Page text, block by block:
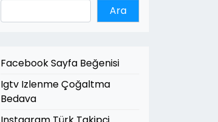
Ara
Facebook Sayfa Beğenisi
Igtv Izlenme Çoğaltma
Bedava